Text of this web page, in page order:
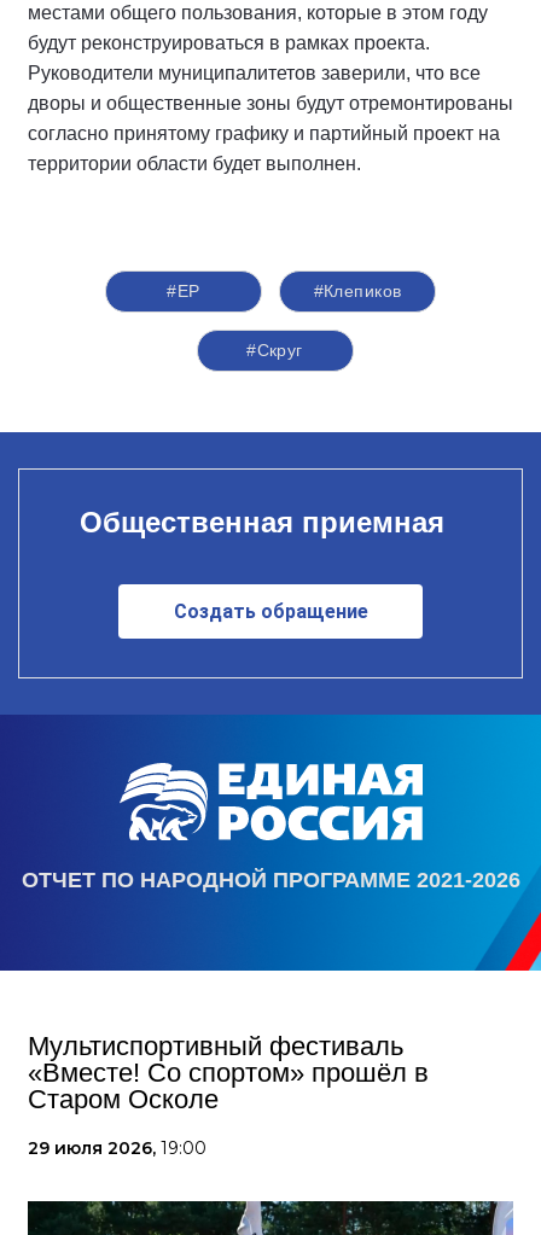
местами общего пользования, которые в этом году
будут реконструироваться в рамках проекта.
Руководители муниципалитетов заверили, что все
дворы и общественные зоны будут отремонтированы
согласно принятому графику и партийный проект на
территории области будет выполнен.
#ЕР #Клепиков
#Скруг
Общественная приемная
Создать обращение
ОТЧЕТ ПО НАРОДНОЙ ПРОГРАММЕ 2021-2026
Мультиспортивный фестиваль
«Вместе! Со спортом» прошёл в
Старом Осколе
29 июля 2026, 19:00